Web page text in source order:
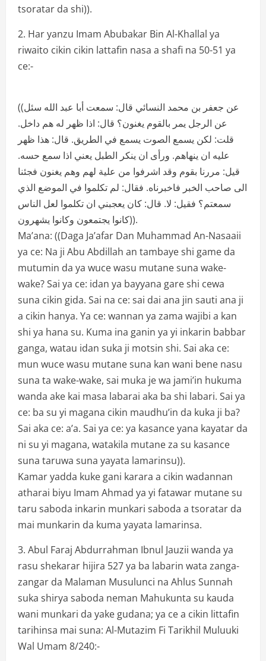
tsoratar da shi)).
2. Har yanzu Imam Abubakar Bin Al-Khallal ya
riwaito cikin cikin lattafin nasa a shafi na 50-51 ya
ce:-
((عن جعفر بن محمد النسائي قال: سمعت أبا عبد الله سئل
عن الرجل يمر بالقوم يغنون؟ قال: اذا ظهر له هم داخل.
قلت: لكن يسمع الصوت يسمع في الطريق. قال: هذا ظهر
عليه ان ينهاهم. ورأى ان ينكر الطبل يعني اذا سمع حسه.
قيل: مررنا بقوم وقد اشرفوا من علية لهم وهم يغنون فجئنا
الى صاحب الخبر فاخبرناه. فقال: لم تكلموا في الموضع الذي
سمعتم؟ فقيل: لا. قال: كان يعجبني ان تكلموا لعل الناس
كانوا يجتمعون وكانوا يشهرون)).
Ma’ana: ((Daga Ja’afar Dan Muhammad An-Nasaaii
ya ce: Na ji Abu Abdillah an tambaye shi game da
mutumin da ya wuce wasu mutane suna wake-
wake? Sai ya ce: idan ya bayyana gare shi cewa
suna cikin gida. Sai na ce: sai dai ana jin sauti ana ji
a cikin hanya. Ya ce: wannan ya zama wajibi a kan
shi ya hana su. Kuma ina ganin ya yi inkarin babbar
ganga, watau idan suka ji motsin shi. Sai aka ce:
mun wuce wasu mutane suna kan wani bene nasu
suna ta wake-wake, sai muka je wa jami’in hukuma
wanda ake kai masa labarai aka ba shi labari. Sai ya
ce: ba su yi magana cikin maudhu’in da kuka ji ba?
Sai aka ce: a’a. Sai ya ce: ya kasance yana kayatar da
ni su yi magana, watakila mutane za su kasance
suna taruwa suna yayata lamarinsu)).
Kamar yadda kuke gani karara a cikin wadannan
atharai biyu Imam Ahmad ya yi fatawar mutane su
taru saboda inkarin munkari saboda a tsoratar da
mai munkarin da kuma yayata lamarinsa.
3. Abul Faraj Abdurrahman Ibnul Jauzii wanda ya
rasu shekarar hijira 527 ya ba labarin wata zanga-
zangar da Malaman Musulunci na Ahlus Sunnah
suka shirya saboda neman Mahukunta su kauda
wani munkari da yake gudana; ya ce a cikin littafin
tarihinsa mai suna: Al-Mutazim Fi Tarikhil Muluuki
Wal Umam 8/240:-